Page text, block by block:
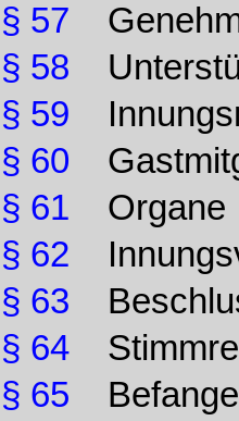
§ 57
§ 58
§ 59
§ 60
§ 61
§ 62
§ 63
§ 64
§ 65
Organe